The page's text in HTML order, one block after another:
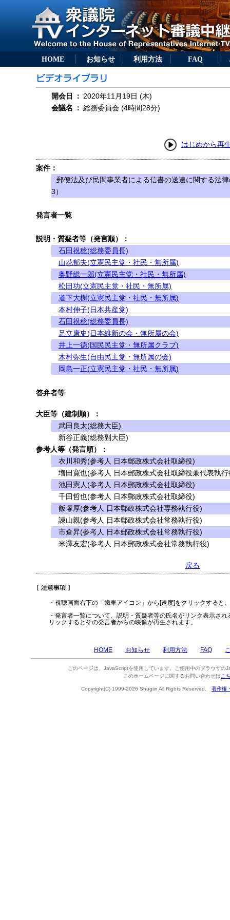
HOME お知らせ 利用方法 FAQ
開会日 ： 2020年11月19日 (木)
会議名
： 総務委員会 (4時間28分)
はじめから再
案件：
郵便法及び民間事業者による信書の送達に関する法
3）
発言者一覧
説明・質疑者等（発言順）：
石田祝稔(総務委員長)
山花郁夫(立憲民主党・社民・無所属)
奥野総一郎(立憲民主党・社民・無所属)
松田功(立憲民主党・社民・無所属)
道下大樹(立憲民主党・社民・無所属)
本村伸子(日本共産党)
石田祝稔(総務委員長)
足立康史(日本維新の会・無所属の会)
井上一徳(国民民主党・無所属クラブ)
木村弥生(自由民主党・無所属の会)
岡島一正(立憲民主党・社民・無所属)
答弁者等
大臣等（建制順）：
武田良太(総務大臣)
新谷正義(総務副大臣)
参考人等（発言順）：
衣川和秀(参考人 日本郵政株式会社取締役)
増田寛也(参考人 日本郵政株式会社取締役兼代表執行
池田憲人(参考人 日本郵政株式会社取締役)
千田哲也(参考人 日本郵政株式会社取締役)
飯塚厚(参考人 日本郵政株式会社専務執行役)
諫山親(参考人 日本郵政株式会社常務執行役)
市倉昇(参考人 日本郵政株式会社常務執行役)
米澤友宏(参考人 日本郵政株式会社常務執行役)
戻る
・視聴画面右下の「歯車アイコン」から[速度]をクリックすると
・発言者一覧について、説明・質疑者等の氏名がリンク表示さ
リックするとその発言者からの映像が再生されます。
HOME お知らせ 利用方法 FAQ
このページは、JavaScriptを使用しています。ご使用中のブラウザの
このホームページに関するお問い合わせは こ
Copyright(C) 1999-2026 Shugiin All Rights Reserved. 著作権